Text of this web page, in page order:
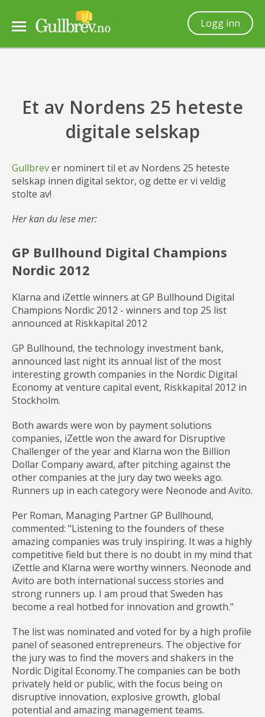
Slik takseres gullet
Spørsmål & svar
Om oss
Kundeservice
Logg inn
Et av Nordens 25 heteste
digitale selskap
Gullbrever nominert til et av Nordens 25 heteste
selskap innen digital sektor, og dette er vi veldig
stolte av!
Her kan du lese mer:
GP Bullhound Digital Champions
Nordic 2012
Klarna and iZettle winners at GP Bullhound Digital
Champions Nordic 2012 - winners and top 25 list
announced at Riskkapital 2012
GP Bullhound, the technology investment bank,
announced last night its annual list of the most
interesting growth companies in the Nordic Digital
Economy at venture capital event, Riskkapital 2012 in
Stockholm.
Both awards were won by payment solutions
companies, iZettle won the award for Disruptive
Challenger of the year and Klarna won the Billion
Dollar Company award, after pitching against the
other companies at the jury day two weeks ago.
Runners up in each category were Neonode and Avito.
Per Roman, Managing Partner GP Bullhound,
commented: "Listening to the founders of these
amazing companies was truly inspiring. It was a highly
competitive field but there is no doubt in my mind that
iZettle and Klarna were worthy winners. Neonode and
Avito are both international success stories and
strong runners up. I am proud that Sweden has
become a real hotbed for innovation and growth."
The list was nominated and voted for by a high profile
panel of seasoned entrepreneurs. The objective for
the jury was to find the movers and shakers in the
Nordic Digital Economy.The companies can be both
privately held or public, with the focus being on
disruptive innovation, explosive growth, global
potential and amazing management teams.